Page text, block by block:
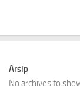
Arsip
No archives to